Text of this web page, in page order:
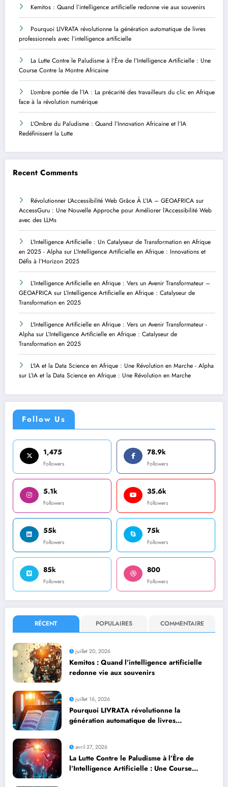
Kemitos : Quand l’intelligence artificielle redonne vie aux souvenirs
Pourquoi LIVRATA révolutionne la génération automatique de livres
professionnels avec l’intelligence artificielle
La Lutte Contre le Paludisme à l’Ère de l’Intelligence Artificielle : Une
Course Contre la Montre Africaine
L’ombre portée de l’IA : La précarité des travailleurs du clic en Afrique
face à la révolution numérique
L’Ombre du Paludisme : Quand l’Innovation Africaine et l’IA
Redéfinissent la Lutte
Recent Comments
Révolutionner L’Accessibilité Web Grâce À L’IA – GEOAFRICA sur
AccessGuru : Une Nouvelle Approche pour Améliorer l’Accessibilité Web
avec des LLMs
L'Intelligence Artificielle : Un Catalyseur de Transformation en Afrique
en 2025 - Alpha sur L’Intelligence Artificielle en Afrique : Innovations et
Défis à l’Horizon 2025
L’Intelligence Artificielle en Afrique : Vers un Avenir Transformateur –
GEOAFRICA sur L’Intelligence Artificielle en Afrique : Catalyseur de
Transformation en 2025
L'Intelligence Artificielle en Afrique : Vers un Avenir Transformateur -
Alpha sur L’Intelligence Artificielle en Afrique : Catalyseur de
Transformation en 2025
L'IA et la Data Science en Afrique : Une Révolution en Marche - Alpha
sur L’IA et la Data Science en Afrique : Une Révolution en Marche
Follow Us
1,475
Followers
78.9k
Followers
5.1k
Followers
35.6k
Followers
55k
Followers
75k
Followers
85k
Followers
800
Followers
RÉCENT POPULAIRES COMMENTAIRE
juillet 20, 2026
Kemitos : Quand l’intelligence artificielle
redonne vie aux souvenirs
juillet 16, 2026
Pourquoi LIVRATA révolutionne la
génération automatique de livres
avril 27, 2026
La Lutte Contre le Paludisme à l’Ère de
l’Intelligence Artificielle : Une Course